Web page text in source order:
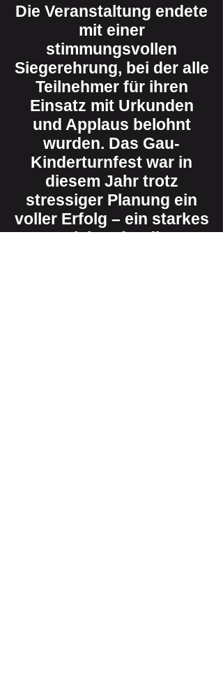
Die Veranstaltung endete
mit einer
stimmungsvollen
Siegerehrung, bei der alle
Teilnehmer für ihren
Einsatz mit Urkunden
und Applaus belohnt
wurden. Das Gau-
Kinderturnfest war in
diesem Jahr trotz
stressiger Planung ein
voller Erfolg – ein starkes
Zeichen für die